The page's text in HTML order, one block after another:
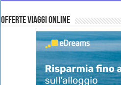
OFFERTE VIAGGI ONLINE